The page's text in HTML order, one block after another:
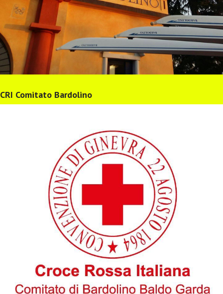
CRI Comitato Bardolino